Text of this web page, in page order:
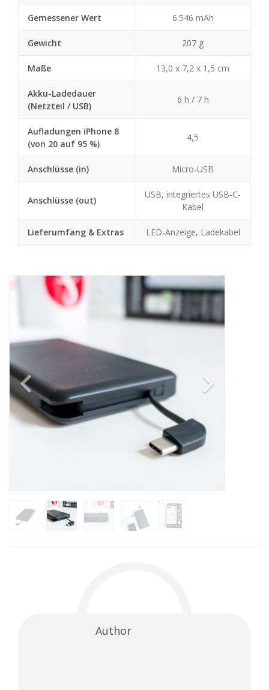
Gemessener Wert 6.546 mAh
Gewicht 207 g
Maße 13,0 x 7,2 x 1,5 cm
Akku-Ladedauer
(Netzteil / USB)
6 h / 7 h
Aufladungen iPhone 8
(von 20 auf 95 %)
4,5
Anschlüsse (in) Micro-USB
Anschlüsse (out)
USB, integriertes USB-C-
Kabel
Lieferumfang & Extras LED-Anzeige, Ladekabel
Previous Next